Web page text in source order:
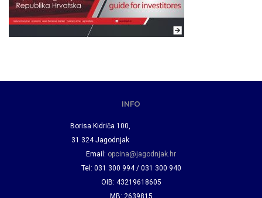
INFO
Borisa Kidriča 100,
31 324 Jagodnjak
Email: opcina@jagodnjak.hr
Tel: 031 300 994 / 031 300 940
OIB: 43219618605
MB: 2639815